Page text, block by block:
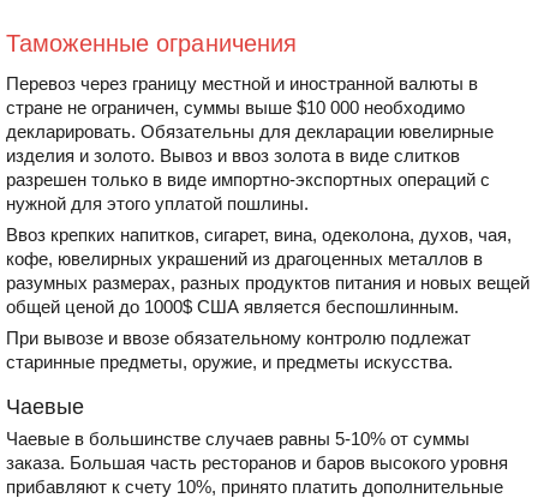
Таможенные ограничения
Перевоз через границу местной и иностранной валюты в
стране не ограничен, суммы выше $10 000 необходимо
декларировать. Обязательны для декларации ювелирные
изделия и золото. Вывоз и ввоз золота в виде слитков
разрешен только в виде импортно-экспортных операций с
нужной для этого уплатой пошлины.
Ввоз крепких напитков, сигарет, вина, одеколона, духов, чая,
кофе, ювелирных украшений из драгоценных металлов в
разумных размерах, разных продуктов питания и новых вещей
общей ценой до 1000$ США является беспошлинным.
При вывозе и ввозе обязательному контролю подлежат
старинные предметы, оружие, и предметы искусства.
Чаевые
Чаевые в большинстве случаев равны 5-10% от суммы
заказа. Большая часть ресторанов и баров высокого уровня
прибавляют к счету 10%, принято платить дополнительные